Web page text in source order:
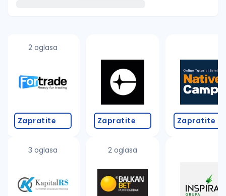
proverite pravopisne greške (koristite č, ć, š, đ,
povećajte radijus za odabrani grad
promenite odabrane filtere pretrage
2 oglasa
Zapratite
3 oglasa
Zapratite
2 oglasa
Zapratite